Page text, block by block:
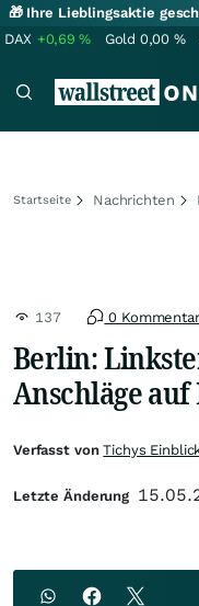
🎁 Ihre Lieblingsaktie
DAX +0,69% Gold 0,00 %
Startseite Nachrichten
137 0
Berlin:
Anschläge
Verfasst vonTichys
Letzte Änderung